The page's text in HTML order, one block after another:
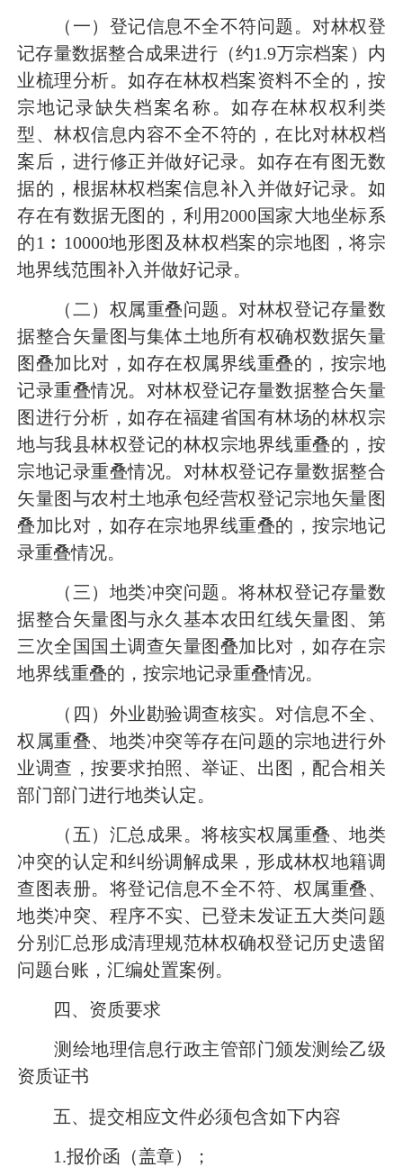
（一）登记信息不全不符问题。对林权登
记存量数据整合成果进行（约1.9万宗档案）内
业梳理分析。如存在林权档案资料不全的，按
宗地记录缺失档案名称。如存在林权权利类
型、林权信息内容不全不符的，在比对林权档
案后，进行修正并做好记录。如存在有图无数
据的，根据林权档案信息补入并做好记录。如
存在有数据无图的，利用2000国家大地坐标系
的1︰10000地形图及林权档案的宗地图，将宗
地界线范围补入并做好记录。
（二）权属重叠问题。对林权登记存量数
据整合矢量图与集体土地所有权确权数据矢量
图叠加比对，如存在权属界线重叠的，按宗地
记录重叠情况。对林权登记存量数据整合矢量
图进行分析，如存在福建省国有林场的林权宗
地与我县林权登记的林权宗地界线重叠的，按
宗地记录重叠情况。对林权登记存量数据整合
矢量图与农村土地承包经营权登记宗地矢量图
叠加比对，如存在宗地界线重叠的，按宗地记
录重叠情况。
（三）地类冲突问题。将林权登记存量数
据整合矢量图与永久基本农田红线矢量图、第
三次全国国土调查矢量图叠加比对，如存在宗
地界线重叠的，按宗地记录重叠情况。
（四）外业勘验调查核实。对信息不全、
权属重叠、地类冲突等存在问题的宗地进行外
业调查，按要求拍照、举证、出图，配合相关
部门部门进行地类认定。
（五）汇总成果。将核实权属重叠、地类
冲突的认定和纠纷调解成果，形成林权地籍调
查图表册。将登记信息不全不符、权属重叠、
地类冲突、程序不实、已登未发证五大类问题
分别汇总形成清理规范林权确权登记历史遗留
问题台账，汇编处置案例。
四、资质要求
测绘地理信息行政主管部门颁发测绘乙级
资质证书
五、提交相应文件必须包含如下内容
1.报价函（盖章）；